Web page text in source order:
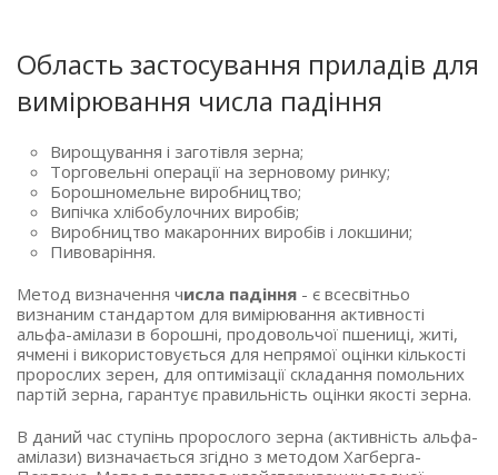
Область застосування приладів для
вимірювання числа падіння
Вирощування і заготівля зерна;
Торговельні операції на зерновому ринку;
Борошномельне виробництво;
Випічка хлібобулочних виробів;
Виробництво макаронних виробів і локшини;
Пивоваріння.
Метод визначення числа падіння - є всесвітньо
визнаним стандартом для вимірювання активності
альфа-амілази в борошні, продовольчої пшениці, житі,
ячмені і використовується для непрямої оцінки кількості
пророслих зерен, для оптимізації складання помольних
партій зерна, гарантує правильність оцінки якості зерна.
В даний час ступінь пророслого зерна (активність альфа-
амілази) визначається згідно з методом Хагберга-